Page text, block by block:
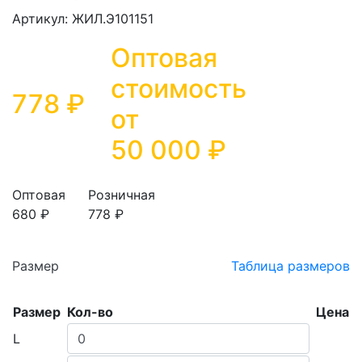
Артикул: ЖИЛ.Э101151
778 ₽
Оптовая
стоимость
от
50 000 ₽
Оптовая
680 ₽
Розничная
778 ₽
Размер Таблица размеров
Размер Кол-во
Цена
L